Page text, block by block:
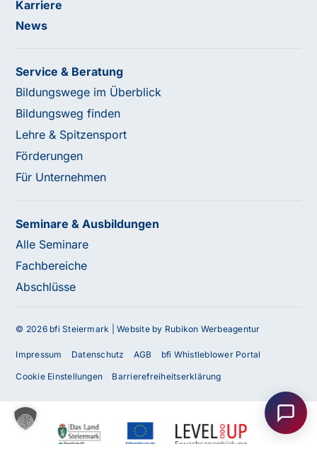
Unterstützung?
Unser Team ist gerne für Sie da! Nehmen Sie jetzt
Kontakt mit uns auf – wir freuen uns auf Ihre Anfrage.
Karriere
News
Service & Beratung
Bildungswege im Überblick
Bildungsweg finden
Lehre & Spitzensport
Förderungen
Für Unternehmen
Seminare & Ausbildungen
Alle Seminare
Fachbereiche
Abschlüsse
© 2026 bfi Steiermark |Website by Rubikon Werbeagentur
Impressum Datenschutz AGB bfi Whistleblower Portal
Cookie Einstellungen Barrierefreiheitserklärung